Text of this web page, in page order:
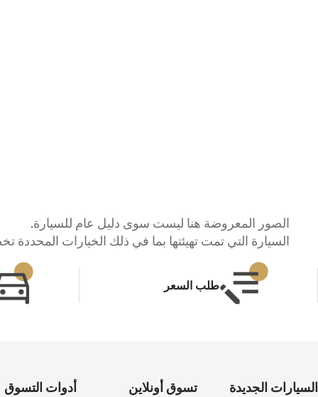
الصور المعروضة هنا ليست سوى دليل عام للسيارة.
السيارة التي تمت تهيئتها بما في ذلك الخيارات المحددة
طلب السعر
السيارات الجديدة تسوق أونلاين أدوات التسوق